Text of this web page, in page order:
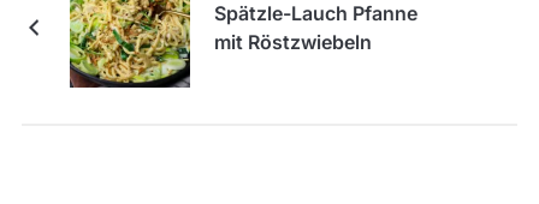
Spätzle-Lauch Pfanne
mit Röstzwiebeln